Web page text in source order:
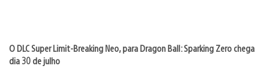
O DLC Super Limit-Breaking Neo, para Dragon Ball: Sparking Zero chega
dia 30 de julho